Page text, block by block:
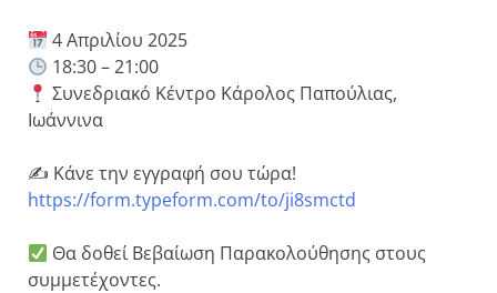
4 Απριλίου 2025
18:30 – 21:00
Συνεδριακό Κέντρο Κάρολος Παπούλιας,
Ιωάννινα
✍️ Κάνε την εγγραφή σου τώρα!
https://form.typeform.com/to/ji8smctd
Θα δοθεί Βεβαίωση Παρακολούθησης στους
συμμετέχοντες.